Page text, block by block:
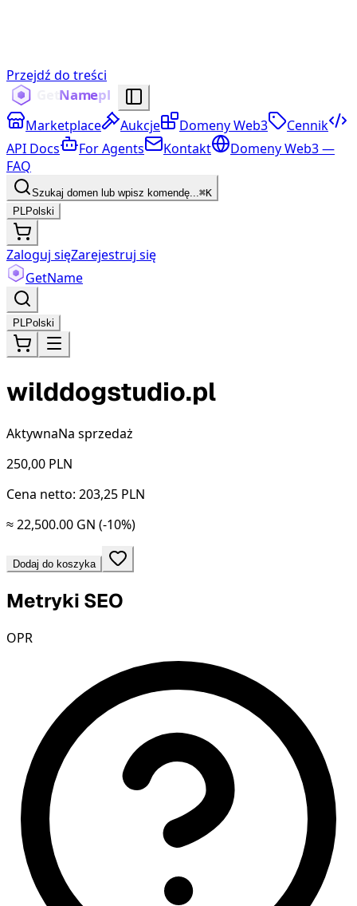
Przejdź do treści
Marketplace Aukcje Domeny Web3
Cennik
API Docs
For Agents Kontakt
Domeny Web3 —
FAQ
Szukaj domen lub wpisz komendę...⌘K
PLPolski
Zaloguj sięZarejestruj się
GetName
PLPolski
wilddogstudio.pl
AktywnaNa sprzedaż
250,00 PLN
Cena netto: 203,25 PLN
≈ 22,500.00 GN (-10%)
Dodaj do koszyka
Metryki SEO
OPR